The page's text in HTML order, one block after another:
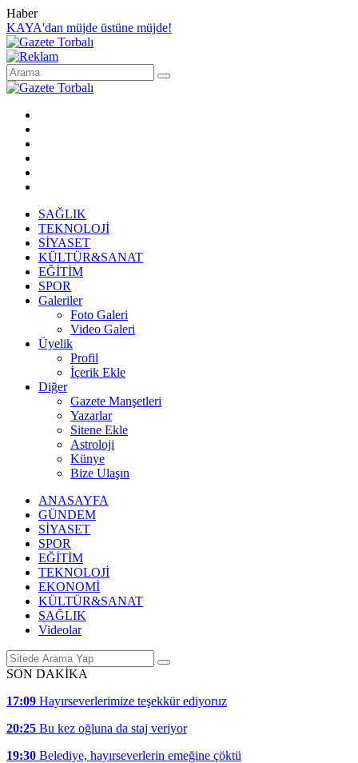
Haber
KAYA'dan müjde üstüne müjde!
SAĞLIK
TEKNOLOJİ
SİYASET
KÜLTÜR&SANAT
EĞİTİM
SPOR
Galeriler
Foto Galeri
Video Galeri
Üyelik
Profil
İçerik Ekle
Diğer
Gazete Manşetleri
Yazarlar
Sitene Ekle
Astroloji
Künye
Bize Ulaşın
ANASAYFA
GÜNDEM
SİYASET
SPOR
EĞİTİM
TEKNOLOJİ
EKONOMİ
KÜLTÜR&SANAT
SAĞLIK
Videolar
SON DAKİKA
17:09 Hayırseverlerimize teşekkür ediyoruz
20:25 Bu kez oğluna da staj veriyor
19:30 Belediye, hayırseverlerin emeğine çöktü